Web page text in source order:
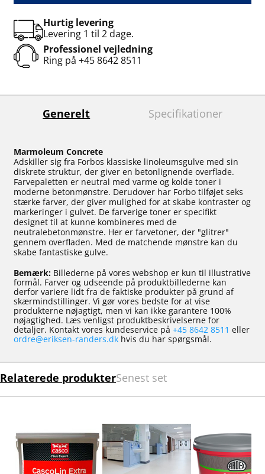
Hurtig levering
Levering 1 til 2 dage.
Professionel vejledning
Ring på +45 8642 8511
Generelt Specifikationer
Marmoleum Concrete
Adskiller sig fra Forbos klassiske linoleumsgulve med sin
diskrete struktur, der giver en betonlignende overflade.
Farvepaletten er neutral med varme og kolde toner i
moderne betonmønstre. Derudover har Forbo tilføjet seks
stærke farver, der giver mulighed for at skabe kontraster og
markeringer i gulvet. De farverige toner er specifikt
designet til at kunne kombineres med de
neutralebetonmønstre. Her er farvetoner, der "glitrer"
gennem overfladen. Med de matchende mønstre kan du
skabe fantastiske gulve.
Bemærk: Billederne på vores webshop er kun til illustrative
formål. Farver og udseende på produktbillederne kan
derfor variere lidt fra de faktiske produkter på grund af
skærmindstillinger. Vi gør vores bedste for at vise
produkterne nøjagtigt, men vi kan ikke garantere 100%
nøjagtighed. Læs venligst produktbeskrivelserne for
detaljer. Kontakt vores kundeservice på +45 8642 8511 eller
ordre@eriksen-randers.dk hvis du har spørgsmål.
Relaterede produkterSenest set